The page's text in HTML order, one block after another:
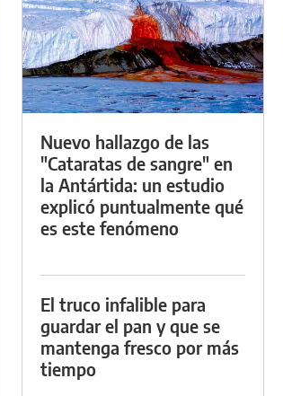
Nuevo hallazgo de las
"Cataratas de sangre" en
la Antártida: un estudio
explicó puntualmente qué
es este fenómeno
El truco infalible para
guardar el pan y que se
mantenga fresco por más
tiempo